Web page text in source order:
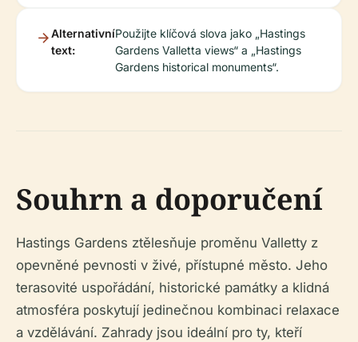
Alternativní
text:
Použijte klíčová slova jako „Hastings
Gardens Valletta views“ a „Hastings
Gardens historical monuments“.
Souhrn a doporučení
Hastings Gardens ztělesňuje proměnu Valletty z
opevněné pevnosti v živé, přístupné město. Jeho
terasovité uspořádání, historické památky a klidná
atmosféra poskytují jedinečnou kombinaci relaxace
a vzdělávání. Zahrady jsou ideální pro ty, kteří